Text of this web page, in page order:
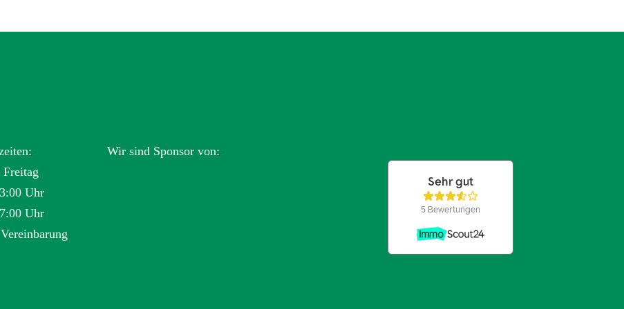
Uhr
Uhr
Wir sind Sponsor von: